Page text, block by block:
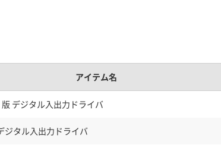
アイテム名
デジタル入出力ドライバ
ジタル入出力ドライバ